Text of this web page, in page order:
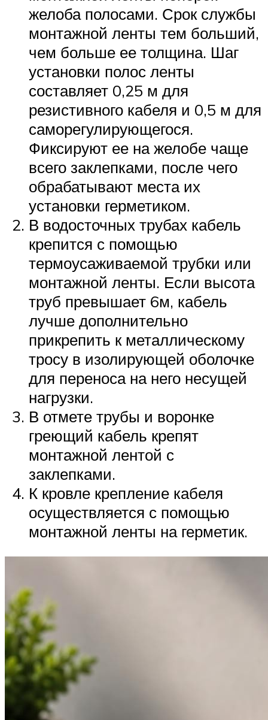
желоба полосами. Срок службы
монтажной ленты тем больший,
чем больше ее толщина. Шаг
установки полос ленты
составляет 0,25 м для
резистивного кабеля и 0,5 м для
саморегулирующегося.
Фиксируют ее на желобе чаще
всего заклепками, после чего
обрабатывают места их
установки герметиком.
В водосточных трубах кабель
крепится с помощью
термоусаживаемой трубки или
монтажной ленты. Если высота
труб превышает 6м, кабель
лучше дополнительно
прикрепить к металлическому
тросу в изолирующей оболочке
для переноса на него несущей
нагрузки.
В отмете трубы и воронке
греющий кабель крепят
монтажной лентой с
заклепками.
К кровле крепление кабеля
осуществляется с помощью
монтажной ленты на герметик.